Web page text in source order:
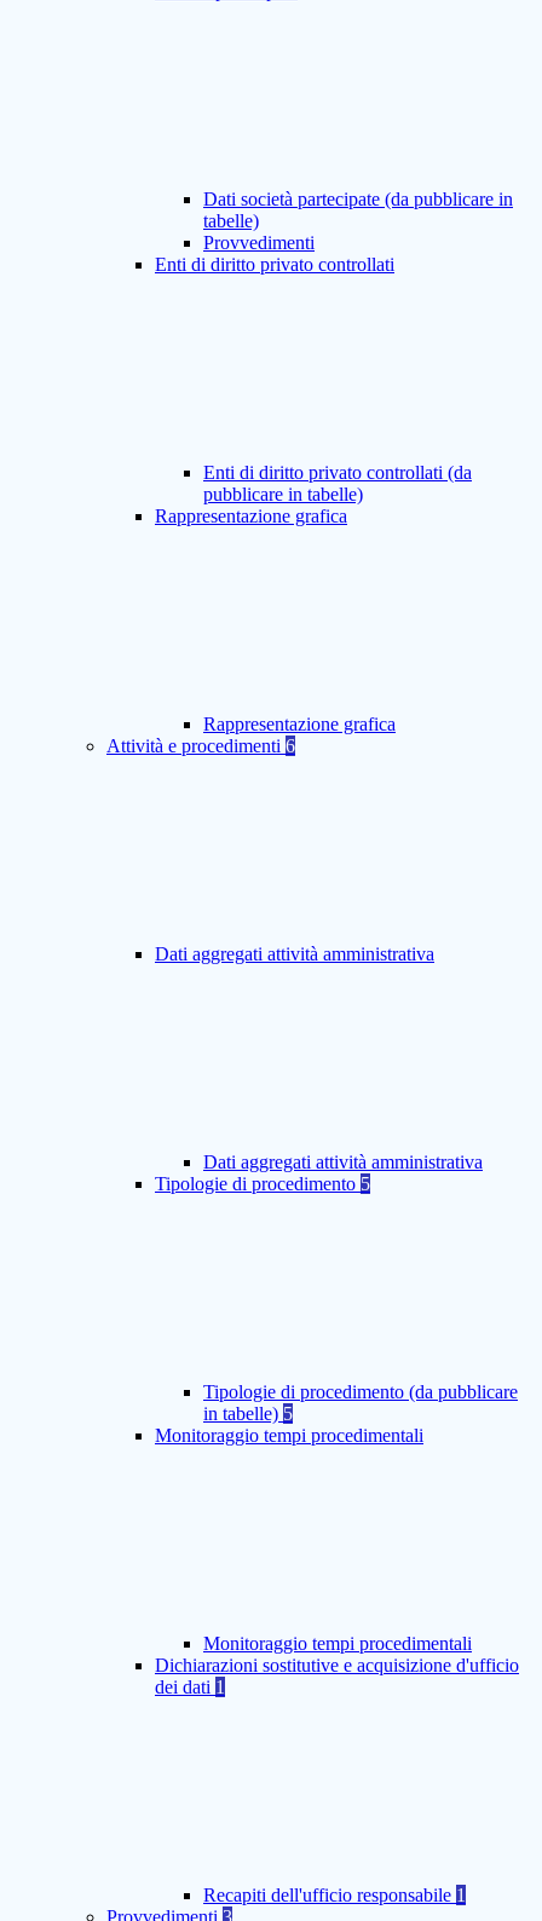
Dati società partecipate (da pubblicare in
tabelle)
Provvedimenti
Enti di diritto privato controllati
Enti di diritto privato controllati (da
pubblicare in tabelle)
Rappresentazione grafica
Rappresentazione grafica
Attività e procedimenti 6
Dati aggregati attività amministrativa
Dati aggregati attività amministrativa
Tipologie di procedimento 5
Tipologie di procedimento (da pubblicare
in tabelle) 5
Monitoraggio tempi procedimentali
Monitoraggio tempi procedimentali
Dichiarazioni sostitutive e acquisizione d'ufficio
dei dati 1
Recapiti dell'ufficio responsabile 1